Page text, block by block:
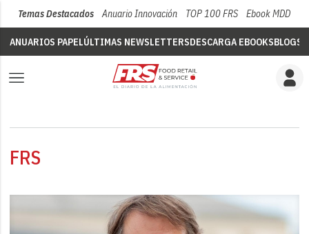
Temas Destacados Anuario Innovación TOP 100 FRS Ebook MDD
ANUARIOS PAPELÚLTIMAS NEWSLETTERSDESCARGA EBOOKSBLOGS
FRS